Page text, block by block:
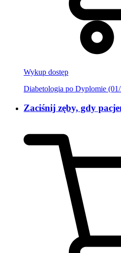
Wykup dostęp
Diabetologia po Dyplomie
Zaciśnij zęby, gdy